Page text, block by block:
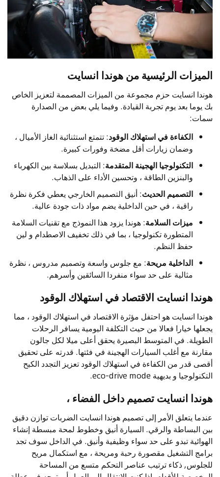
الميزات الرئيسية من هوندا انسايت
هوندا انسايت حزم مجموعة من الميزات المصممة لتعزيز الخاص
بك يوما بعد يوم تجربة القيادة. وفيما يلي بعض من الصدارة
سمات:
الكفاءة في استهلاك الوقود: تتمتع استثنائية الغاز الأميال ،
وضمان زيارات أقل مضخة وفورات كبيرة.
التكنولوجيا الهجينة المتقدمة: التبديل بسلاسة بين الكهرباء
والبنزين الطاقة ، وتحسين الأداء على الذهاب.
التصميم الحديث: أنيق التصميم الخارجي يعطي فكرة نظرة
راقية ، في حين الداخلية يضم مواد ذات جودة عالية.
ميزات السلامة: هوندا يزود هذا النموذج مع تقنيات السلامة
المتطورة تكنولوجيا ، بما في ذلك تخفيف الاصطدام و لين
حفظ النظم.
الداخلية مريحة: مع جلوس واسعة وتصميم مدروس ، نظرة
مثالية على حد سواء منفردا السائقين وأسرهم.
هوندا انسايت الاقتصاد في استهلاك الوقود
هوندا انسايت هو احتفل مؤثرة الاقتصاد في استهلاك الوقود ، مما
يجعلها خيارا فعالا من حيث التكلفة اليومية يسافر الرحلات
الطويلة. في المتوسط البصيرة يحقق أعلى ميلا لكل جالون
مقارنة مع أغلب السيارات الهجينة في فئتها. قدرته على تحقيق
أقصى قدر من الكفاءة في استهلاك الوقود تعزيز التجدد الكبح
التكنولوجيا و بديهية eco-drive mode.
هوندا انسايت تصميم داخل الفضاء ،
عندما يتعلق الأمر إلى تصميم هوندا انسايت الضربات توازن دقيق
بين البساطة والرقي. السيارة أنيق وخطوط لمحة مبسطة إنشاء
الهوائية تبدو على حد سواء وظيفية وأنيق. في الداخل سوف تجد
برامج التشغيل مقصورة رحبة ومريحة ، مع استكمال مريح
للجلوس, ذكاء ترتيب عناصر التحكم متسع من المساحة